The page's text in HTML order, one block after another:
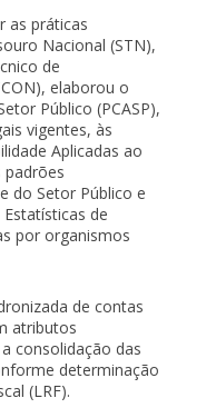
as práticas
Nacional (STN),
de
elaborou o
Público (PCASP),
vigentes, às
Aplicadas ao
padrões
do Setor Público e
de
por organismos
de contas
atributos
consolidação das
determinação
(LRF).